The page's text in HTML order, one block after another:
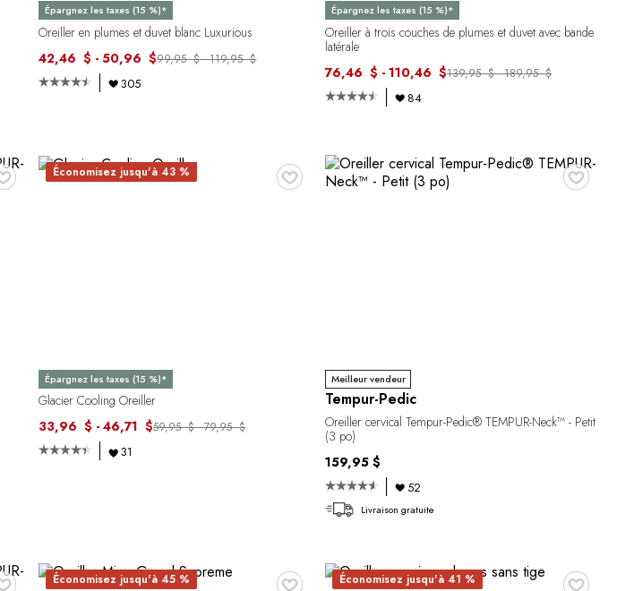
Épargnez les taxes (15 %)*
Oreiller en plumes et duvet blanc Luxurious
42,46 $ - 50,96 $99,95 $ - 119,95 $
305
Épargnez les taxes (15 %)*
Oreiller à trois couches de plumes et duvet avec bande
latérale
76,46 $ - 110,46 $139,95 $ - 189,95 $
84
♥ ♥
Économisez jusqu'à 43 %
Épargnez les taxes (15 %)*
Glacier Cooling Oreiller
33,96 $ - 46,71 $59,95 $ - 79,95 $
31
♥
Meilleur vendeur
Tempur-Pedic
Oreiller cervical Tempur-Pedic® TEMPUR-Neck™ - Petit
(3 po)
159,95 $
52
Livraison gratuite
♥ ♥
Économisez jusqu'à 45 % ♥
Économisez jusqu'à 41 %